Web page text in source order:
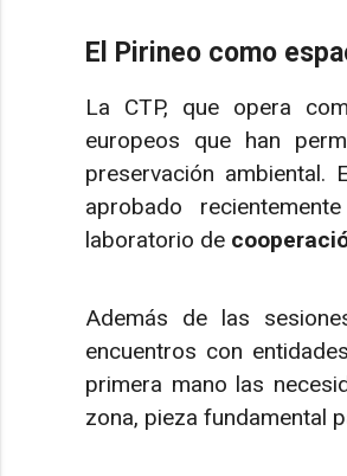
El Pirineo como
La CTP, que opera
europeos que han
preservación ambiental.
aprobado
laboratorio de
Además de las
encuentros con
primera mano las
zona, pieza fundamental